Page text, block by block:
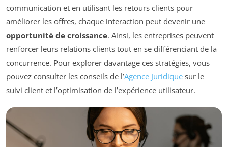
communication et en utilisant les retours clients pour
améliorer les offres, chaque interaction peut devenir une
opportunité de croissance. Ainsi, les entreprises peuvent
renforcer leurs relations clients tout en se différenciant de la
concurrence. Pour explorer davantage ces stratégies, vous
pouvez consulter les conseils de l’Agence Juridique sur le
suivi client et l’optimisation de l’expérience utilisateur.